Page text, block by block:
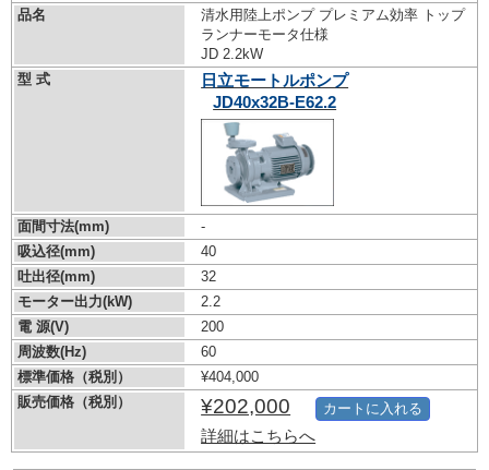
品名
清水用陸上ポンプ プレミアム効率 トップ
ランナーモータ仕様
JD 2.2kW
型 式
日立モートルポンプ
JD40x32B-E62.2
面間寸法(mm)
-
吸込径(mm)
40
吐出径(mm)
32
モーター出力(kW)
2.2
電 源(V)
200
周波数(Hz)
60
標準価格（税別）
¥404,000
販売価格（税別）
¥202,000
詳細はこちらへ
カートに入れる